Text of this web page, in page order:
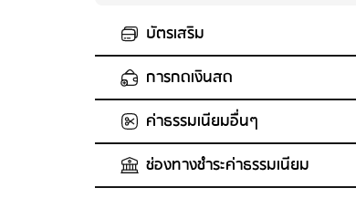
บัตรเสริม
อายุผู้สมัครบัตรเสริม
จำนวนบัตรเสริมสูงสุด: 4
ค่าธรรมเนียมแรกเข้า (บัตรเสริม)
ค่าธรรมเนียมปีแรก (บัตรเสริม): 0 บาท
ค่าธรรมเนียมปีต่อมา (บัตรเสริม): 0 บาท
การกดเงินสด
ค่าธรรมเนียมเบิกถอนเงินสด
เงื่อนไขการเบิกถอนเงินสด: ยังไม่รวมภาษีมูลค่
ยอดเงินที่ถอนได้: ขั้นต่ำ 0 บาท และ
ค่าธรรมเนียมอื่นๆ
ค่าธรรมเนียมออกบัตรใหม่: 200.00 บาท
ช่องทางชำระค่าธรรมเนียม